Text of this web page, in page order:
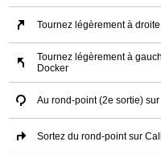
Tournez légèrement à droite
Tournez légèrement à
Docker
Au rond-point (2e sortie)
Sortez du rond-point sur